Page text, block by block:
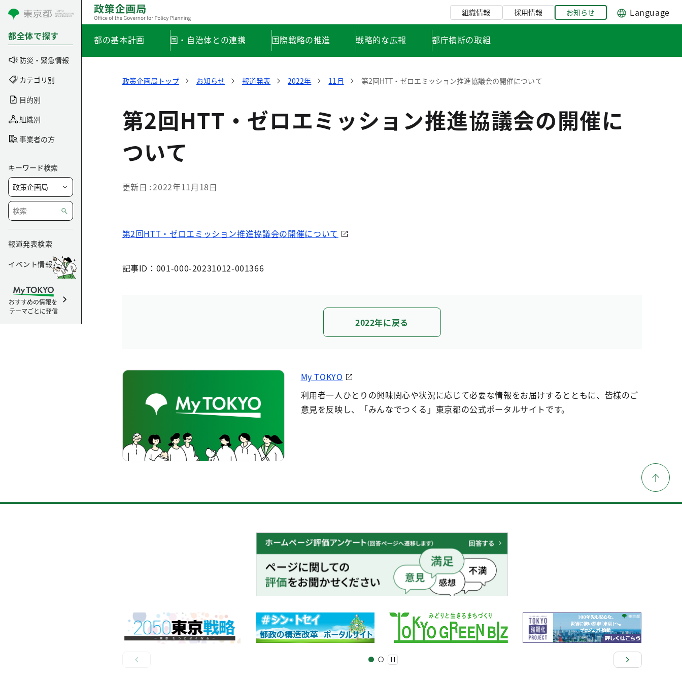
コンテンツにスキップ
都全体で探す
防災・緊急情報
カテゴリ別
目的別
組織別
事業者の方
キーワード検索
報道発表検索
イベント情報
おすすめの情報を
テーマごとに発信
組織情報 採用情報 お知らせ Language
都の基本計画 国・自治体との連携 国際戦略の推進 戦略的な広報 都庁横断の取組
政策企画局トップ お知らせ 報道発表 2022年 11月 第2回HTT・ゼロエミッション推進協議会の開催について
第2回HTT・ゼロエミッション推進協議会の開催に
ついて
更新日 2022年11月18日
第2回HTT・ゼロエミッション推進協議会の開催について
記事ID：001-000-20231012-001366
2022年に戻る
My TOKYO
利用者一人ひとりの興味関心や状況に応じて必要な情報をお届けするとともに、皆様のご
意見を反映し、「みんなでつくる」東京都の公式ポータルサイトです。